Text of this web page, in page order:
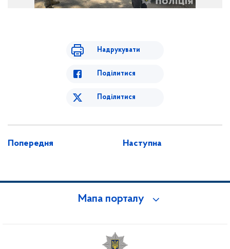
Надрукувати
Поділитися
Поділитися
Попередня Наступна
Мапа порталу